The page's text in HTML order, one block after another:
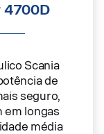
4700D
Scania
de
seguro,
em longas
média